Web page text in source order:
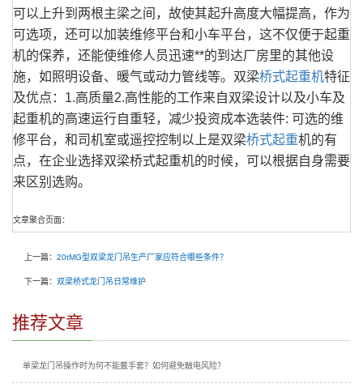
可以上升到两根主梁之间，故使其起升高度大幅提高，作为
可选项，还可以加装维修平台和小车平台，这不仅便于起重
机的保养，还能使维修人员迅速**的到达厂房里的其他设
施，如照明设备、暖气或动力管线等。双梁桥式起重机特征
及优点：1.高质量2.高性能的工作来自双梁设计以及小车及
起重机的高速运行自重轻，减少投资成本选装件: 可选的维
修平台，和司机室或遥控控制以上是双梁桥式起重机的有
点，在企业选择双梁桥式起重机的时候，可以根据自身需要
来区别选购。
文章聚合页面：
上一篇： 20tMG型双梁龙门吊生产厂家应符合哪些条件？
下一篇： 双梁桥式龙门吊日常维护
推荐文章
单梁龙门吊操作时为何不能戴手套？如何避免触电风险？